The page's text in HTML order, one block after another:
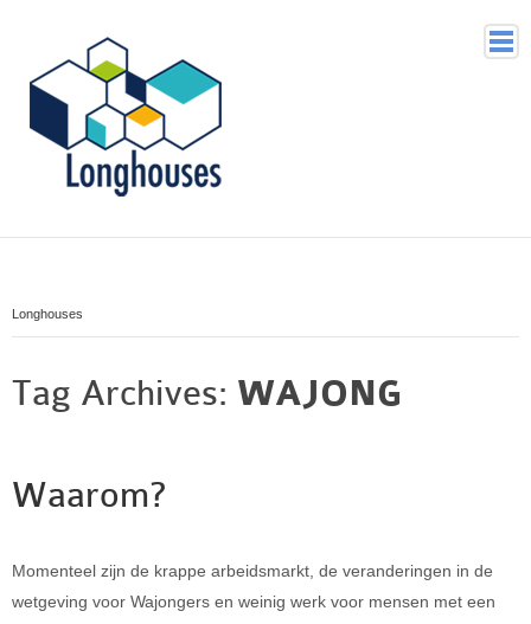
Home
Waarom
Organisatie
Contact
Longhouses
Tag Archives: WAJONG
Waarom?
Momenteel zijn de krappe arbeidsmarkt, de veranderingen in de
wetgeving voor Wajongers en weinig werk voor mensen met een